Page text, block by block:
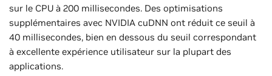
sur le CPU à 200 millisecondes. Des optimisations
supplémentaires avec NVIDIA cuDNN ont réduit ce seuil à
40 millisecondes, bien en dessous du seuil correspondant
à excellente expérience utilisateur sur la plupart des
applications.